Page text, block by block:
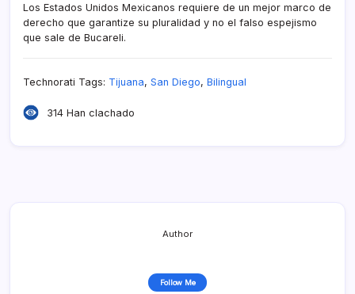
Los Estados Unidos Mexicanos requiere de un mejor marco de
derecho que garantize su pluralidad y no el falso espejismo
que sale de Bucareli.
Technorati Tags: Tijuana, San Diego, Bilingual
314 Han clachado
Author
Follow Me